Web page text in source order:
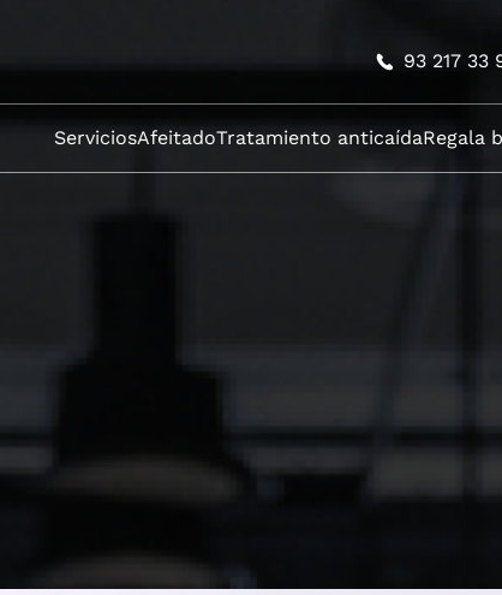
93 217 33
ServiciosAfeitadoTratamiento anticaídaRegala